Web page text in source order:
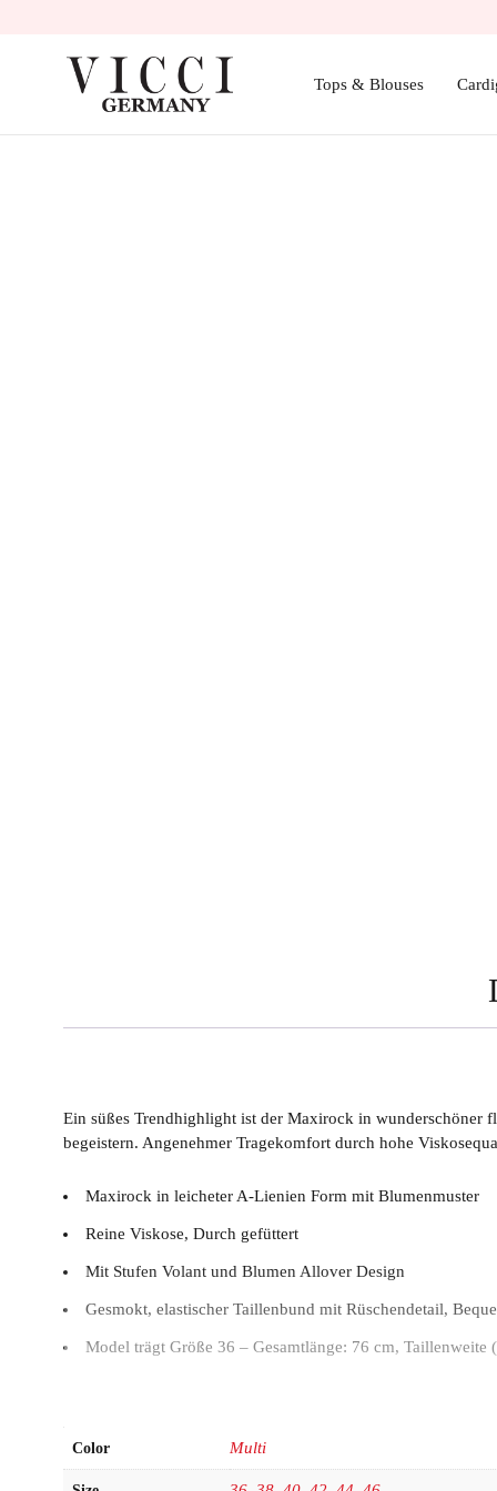
Tops & Blouses
Ein süßes Trendhighlight ist der Maxirock in wunderschöner
begeistern. Angenehmer Tragekomfort durch hohe
Maxirock in leicheter A-Lienien Form mit Blumenmuster
Reine Viskose, Durch gefüttert
Mit Stufen Volant und Blumen Allover Design
Gesmokt, elastischer Taillenbund mit Rüschendetail,
Model trägt Größe 36 – Gesamtlänge: 76 cm, Taillenweite
Color Multi